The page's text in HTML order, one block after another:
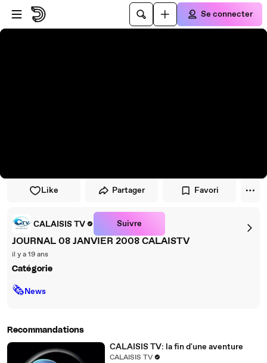
Passer au player
Passer au contenu principal
Se connecter
Like Partager Favori
CALAISIS TV Suivre
JOURNAL 08 JANVIER 2008 CALAISTV
il y a 19 ans
Catégorie
🗞News
Recommandations
CALAISIS TV: la fin d'une aventure
CALAISIS TV